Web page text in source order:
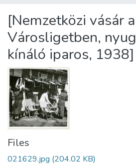
Statistics
About us
[Nemzetközi vásár a
Városligetben,
kínáló iparos, 1938]
Files
021629.jpg (204.02 KB)